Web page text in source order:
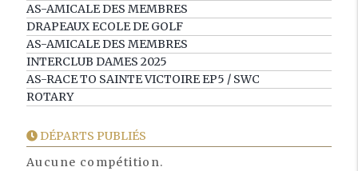
AS-AMICALE DES MEMBRES
DRAPEAUX ECOLE DE GOLF
AS-AMICALE DES MEMBRES
INTERCLUB DAMES 2025
AS-RACE TO SAINTE VICTOIRE EP5 / SWC
ROTARY
DÉPARTS PUBLIÉS
Aucune compétition.